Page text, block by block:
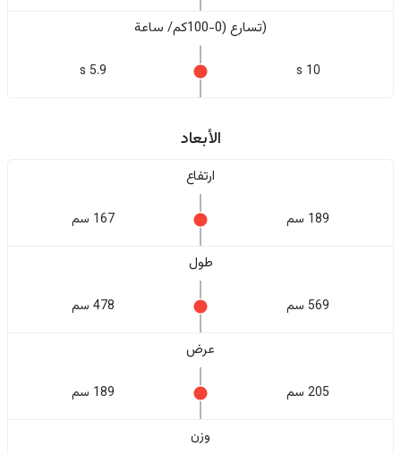
(تسارع (0-100كم/ ساعة
10 s
5.9 s
الأبعاد
ارتفاع
189 سم 167 سم
طول
569 سم 478 سم
عرض
205 سم 189 سم
وزن